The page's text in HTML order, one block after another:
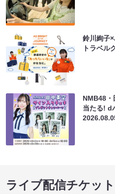
鈴川絢子
トラベル
NMB48・
当たる! d
ライブ配信チケット